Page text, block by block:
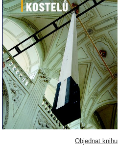
Objednat knihu